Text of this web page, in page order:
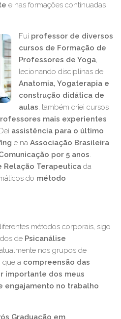
e nas formações continuadas
Fui professor de diversos
cursos de Formação de
Professores de Yoga,
lecionando disciplinas de
Anatomia, Yogaterapia e
construção didática de
aulas, também criei cursos
mais experientes
assistência para o último
e na Associação Brasileira
por 5 anos.
Relação Terapeutica da
do método
métodos corporais, sigo
de Psicanálise
nos grupos de
que a compreensão das
importante dos meus
engajamento no trabalho
Graduação em